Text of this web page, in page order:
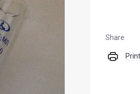
Share
Print